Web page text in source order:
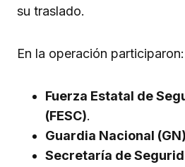
su traslado.
En la operación participaron:
Fuerza Estatal de
(FESC).
Guardia Nacional (GN)
Secretaría de